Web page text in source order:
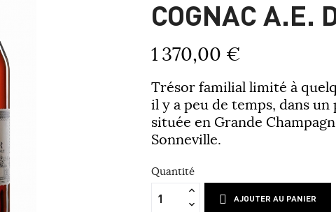
COGNAC A.E.
1 370,00 €
Trésor familial limité à
il y a peu de temps, dans
située en Grande
Sonneville.
Quantité
AJOUTER AU PANIER